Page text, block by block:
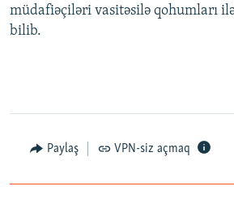
müdafiəçiləri vasitəsilə qohumları
bilib.
Paylaş VPN-siz açmaq